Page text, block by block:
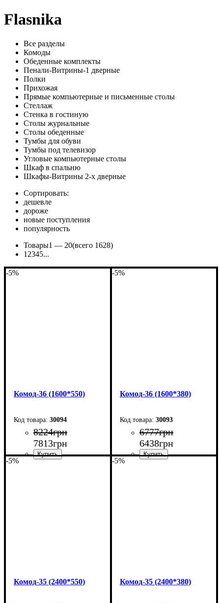
Flasnika
Все разделы
Комоды
Обеденные комплекты
Пенали-Витрины-1 дверные
Полки
Прихожая
Прямые компьютерные и письменные столы
Стеллаж
Стенка в гостиную
Столы журнальные
Столы обеденные
Тумбы для обуви
Тумбы под телевизор
Угловые компьютерные столы
Шкаф в спальню
Шкафы-Витрины 2-х дверные
Сортировать:
дешевле
дороже
новые поступления
популярность
Товары1 — 20(всего 1628)
1 2345...
-5%
Комод-36 (1600*550)
30094
8224грн
7813грн
-5%
Комод-36 (1600*380)
30093
6777грн
6438грн
-5%
Комод-35 (2400*550)
-5%
Комод-35 (2400*380)